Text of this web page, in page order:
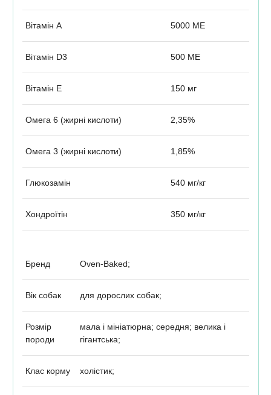
Вітамін А 5000 МЕ
Вітамін D3 500 МЕ
Вітамін Е 150 мг
Омега 6 (жирні кислоти) 2,35%
Омега 3 (жирні кислоти) 1,85%
Глюкозамін 540 мг/кг
Хондроїтін 350 мг/кг
Бренд Oven-Baked;
Вік собак для дорослих собак;
Розмір
породи
мала і мініатюрна; середня; велика і
гігантська;
Клас корму холістик;